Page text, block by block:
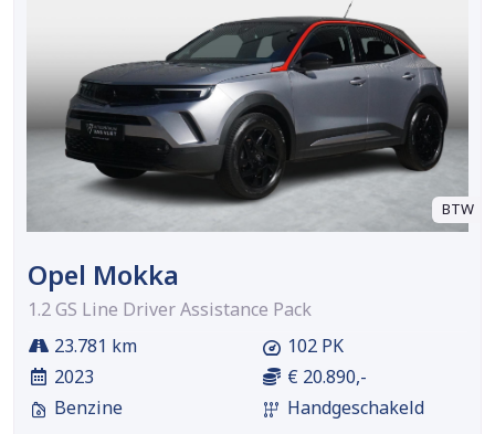
BTW
Opel Mokka
1.2 GS Line Driver Assistance Pack
23.781 km
2023
Benzine
102 PK
€ 20.890,-
Handgeschakeld